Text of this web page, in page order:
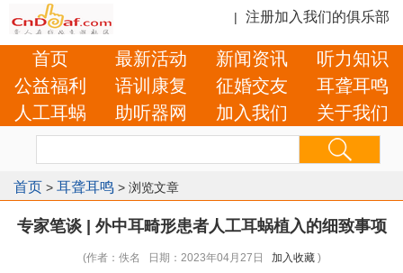
| 注册加入我们的俱乐部
首页 最新活动 新闻资讯
听力知识
公益福利
语训康复 征婚交友
耳聋耳鸣
人工耳蜗
助听器网 加入我们 关于我们
首页 > 耳聋耳鸣 > 浏览文章
专家笔谈 | 外中耳畸形患者人工耳蜗植入的细致事项
(作者：佚名 日期：2023年04月27日 加入收藏)